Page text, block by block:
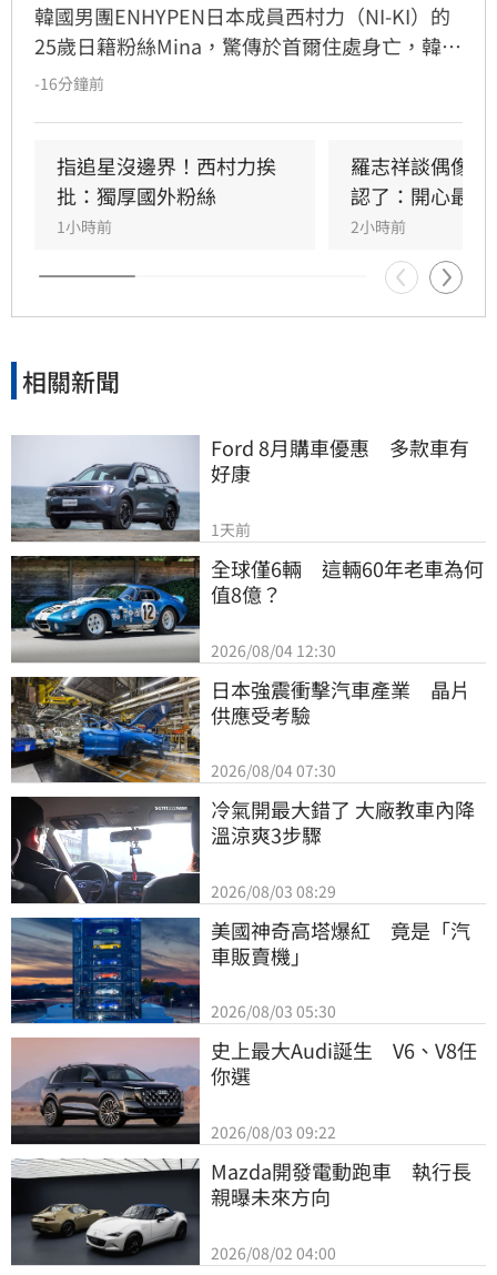
韓國男團ENHYPEN日本成員西村力（NI-KI）的
25歲日籍粉絲Mina，驚傳於首爾住處身亡，韓國
警方證實接獲報案並介入調查。生前Mina因追星
良，絕非外界傳言般傲慢，對於她選擇極端方式
結束生命感到遺憾與不捨。此事件再度引發外界
對網路暴力及追星文化的關注。該名粉絲呼籲，
追星不應成為生活唯一寄託，應珍惜自身生命。
目前確切死因與詳細案情，仍待警方進一步調查
釐清，此消息也讓全球粉絲深感震驚與悲痛。
-16分鐘前
指追星沒邊界！西村力挨
批：獨厚國外粉絲
1小時前
羅志祥談偶像
認了：開心最重
2小時前
相關新聞
Ford 8月購車優惠　多款車有
好康
1天前
全球僅6輛　這輛60年老車為何
值8億？
2026/08/04 12:30
日本強震衝擊汽車產業　晶片
供應受考驗
2026/08/04 07:30
冷氣開最大錯了 大廠教車內降
溫涼爽3步驟
2026/08/03 08:29
美國神奇高塔爆紅　竟是「汽
車販賣機」
2026/08/03 05:30
史上最大Audi誕生　V6、V8任
你選
2026/08/03 09:22
Mazda開發電動跑車　執行長
親曝未來方向
2026/08/02 04:00